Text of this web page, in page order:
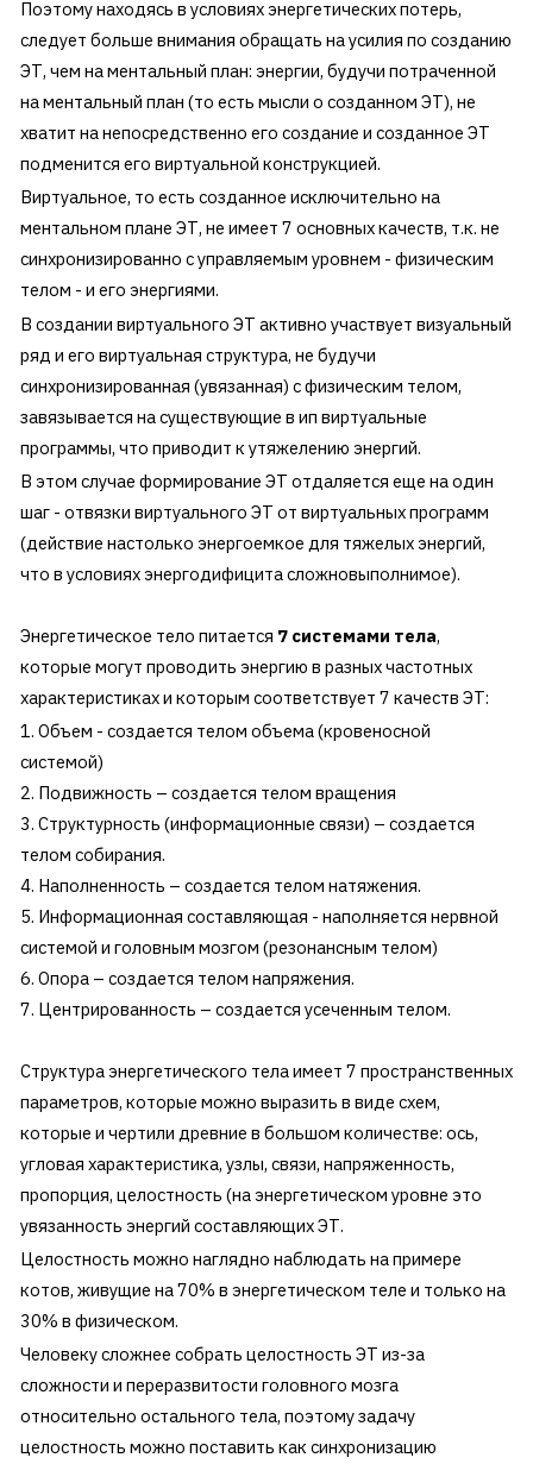
Поэтому находясь в условиях энергетических потерь,
следует больше внимания обращать на усилия по созданию
ЭТ, чем на ментальный план: энергии, будучи потраченной
на ментальный план (то есть мысли о созданном ЭТ), не
хватит на непосредственно его создание и созданное ЭТ
подменится его виртуальной конструкцией.
Виртуальное, то есть созданное исключительно на
ментальном плане ЭТ, не имеет 7 основных качеств, т.к. не
синхронизированно с управляемым уровнем - физическим
телом - и его энергиями.
В создании виртуального ЭТ активно участвует визуальный
ряд и его виртуальная структура, не будучи
синхронизированная (увязанная) с физическим телом,
завязывается на существующие в ип виртуальные
программы, что приводит к утяжелению энергий.
В этом случае формирование ЭТ отдаляется еще на один
шаг - отвязки виртуального ЭТ от виртуальных программ
(действие настолько энергоемкое для тяжелых энергий,
что в условиях энергодифицита сложновыполнимое).
Энергетическое тело питается 7 системами тела,
которые могут проводить энергию в разных частотных
характеристиках и которым соответствует 7 качеств ЭТ:
1. Объем - создается телом объема (кровеносной
системой)
2. Подвижность – создается телом вращения
3. Структурность (информационные связи) – создается
телом собирания.
4. Наполненность – создается телом натяжения.
5. Информационная составляющая - наполняется нервной
системой и головным мозгом (резонансным телом)
6. Опора – создается телом напряжения.
7. Центрированность – создается усеченным телом.
Структура энергетического тела имеет 7 пространственных
параметров, которые можно выразить в виде схем,
которые и чертили древние в большом количестве: ось,
угловая характеристика, узлы, связи, напряженность,
пропорция, целостность (на энергетическом уровне это
увязанность энергий составляющих ЭТ.
Целостность можно наглядно наблюдать на примере
котов, живущие на 70% в энергетическом теле и только на
30% в физическом.
Человеку сложнее собрать целостность ЭТ из-за
сложности и переразвитости головного мозга
относительно остального тела, поэтому задачу
целостность можно поставить как синхронизацию